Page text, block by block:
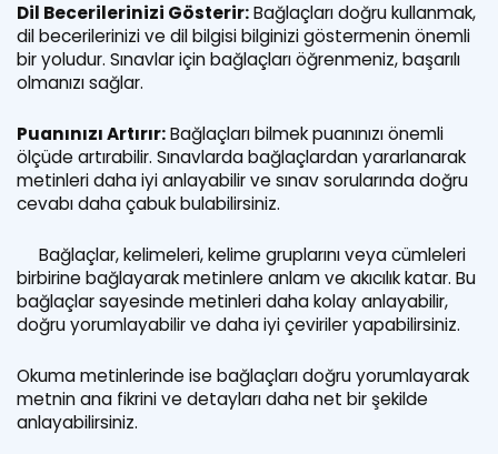
Dil Becerilerinizi Gösterir:Bağlaçları doğru kullanmak,
dil becerilerinizi ve dil bilgisi bilginizi göstermenin önemli
bir yoludur. Sınavlar için bağlaçları öğrenmeniz, başarılı
olmanızı sağlar.
Puanınızı Artırır:Bağlaçları bilmek puanınızı önemli
ölçüde artırabilir. Sınavlarda bağlaçlardan yararlanarak
metinleri daha iyi anlayabilir ve sınav sorularında doğru
cevabı daha çabuk bulabilirsiniz.
Bağlaçlar, kelimeleri, kelime gruplarını veya cümleleri
birbirine bağlayarak metinlere anlam ve akıcılık katar. Bu
bağlaçlar sayesinde metinleri daha kolay anlayabilir,
doğru yorumlayabilir ve daha iyi çeviriler yapabilirsiniz.
Okuma metinlerinde ise bağlaçları doğru yorumlayarak
metnin ana fikrini ve detayları daha net bir şekilde
anlayabilirsiniz.